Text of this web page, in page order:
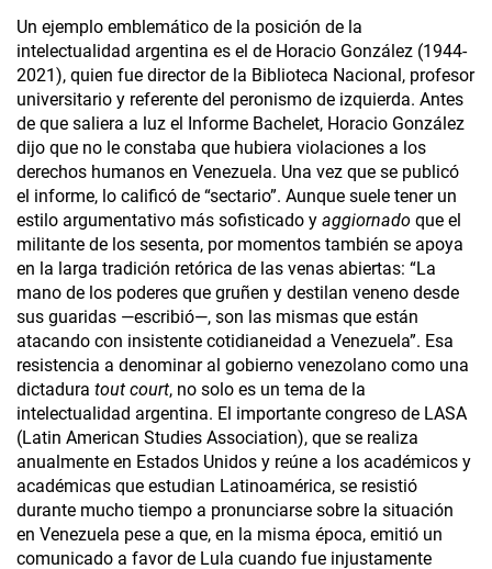
Un ejemplo emblemático de la posición de la
intelectualidad argentina es el de Horacio González (1944-
2021), quien fue director de la Biblioteca Nacional, profesor
universitario y referente del peronismo de izquierda. Antes
de que saliera a luz el Informe Bachelet, Horacio González
dijo que no le constaba que hubiera violaciones a los
derechos humanos en Venezuela. Una vez que se publicó
el informe, lo calificó de “sectario”. Aunque suele tener un
estilo argumentativo más sofisticado y aggiornado que el
militante de los sesenta, por momentos también se apoya
en la larga tradición retórica de las venas abiertas: “La
mano de los poderes que gruñen y destilan veneno desde
sus guaridas —escribió—, son las mismas que están
atacando con insistente cotidianeidad a Venezuela”. Esa
resistencia a denominar al gobierno venezolano como una
dictadura tout court, no solo es un tema de la
intelectualidad argentina. El importante congreso de LASA
(Latin American Studies Association), que se realiza
anualmente en Estados Unidos y reúne a los académicos y
académicas que estudian Latinoamérica, se resistió
durante mucho tiempo a pronunciarse sobre la situación
en Venezuela pese a que, en la misma época, emitió un
comunicado a favor de Lula cuando fue injustamente